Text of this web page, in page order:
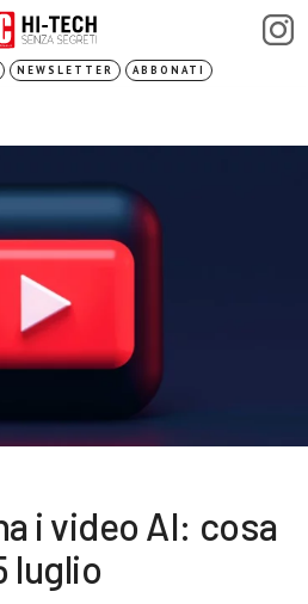
NEWSLETTER ABBONATI
i video AI: cosa
luglio